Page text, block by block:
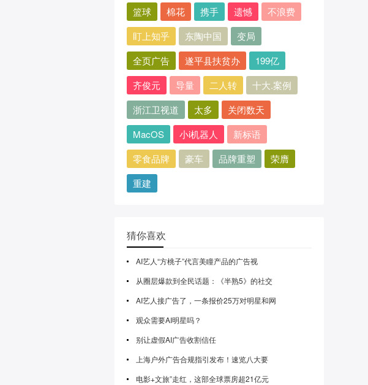
篮球
棉花 携手 遗憾
不浪费
盯上知乎
东陶中国
变局
全页广告
遂平县扶贫办
199亿
齐俊元
导量 二人转
十大.案例
浙江卫视道
太多
关闭数天
MacOS
小i机器人
新标语
零食品牌
豪车 品牌重塑
荣膺
重建
猜你喜欢
AI艺人“方桃子”代言美瞳产品的广告视
从圈层爆款到全民话题：《半熟5》的社交
AI艺人接广告了，一条报价25万对明星和网
观众需要AI明星吗？
别让虚假AI广告收割信任
上海户外广告合规指引发布！速览八大要
电影+文旅”走红，这部全球票房超21亿元